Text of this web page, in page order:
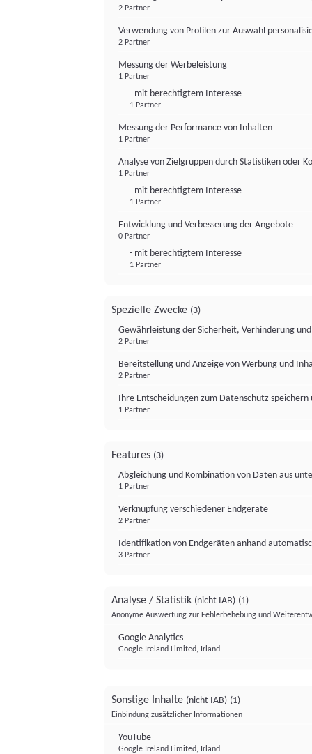
2 Partner
Verwendung von Profilen zur Auswahl
2 Partner
Messung der Werbeleistung
1 Partner
- mit berechtigtem Interesse
1 Partner
Messung der Performance von Inhalten
1 Partner
Analyse von Zielgruppen durch Statistiken oder
1 Partner
- mit berechtigtem Interesse
1 Partner
Entwicklung und Verbesserung der Angebote
0 Partner
- mit berechtigtem Interesse
1 Partner
Spezielle Zwecke (3)
Gewährleistung der Sicherheit, Verhinderung
2 Partner
Bereitstellung und Anzeige von Werbung und
2 Partner
Ihre Entscheidungen zum Datenschutz
1 Partner
Features (3)
Abgleichung und Kombination von Daten aus
1 Partner
Verknüpfung verschiedener Endgeräte
2 Partner
Identifikation von Endgeräten anhand
3 Partner
Analyse / Statistik (nicht IAB) (1)
Anonyme Auswertung zur Fehlerbehebung und
Google Analytics
Google Ireland Limited, Irland
Sonstige Inhalte (nicht IAB) (1)
Einbindung zusätzlicher Informationen
YouTube
Google Ireland Limited, Irland